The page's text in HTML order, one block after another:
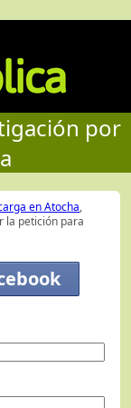
por
en Atocha,
la petición para